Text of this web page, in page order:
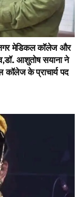
मेडिकल कॉलेज और
आशुतोष सयाना ने
कॉलेज के प्राचार्य पद